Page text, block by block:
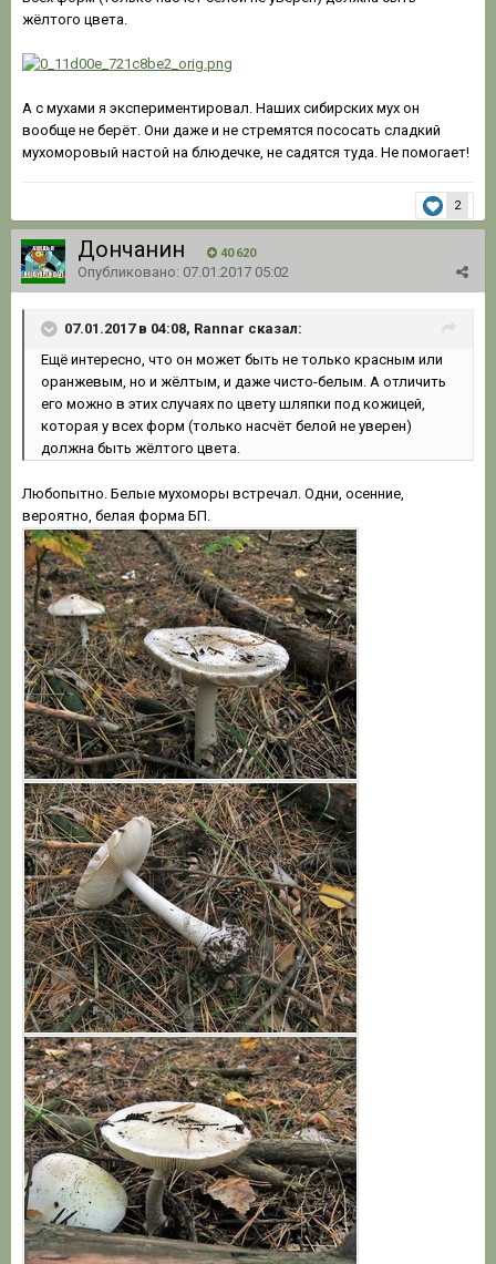
жёлтого цвета.
А с мухами я экспериментировал. Наших сибирских мух он
вообще не берёт. Они даже и не стремятся пососать сладкий
мухоморовый настой на блюдечке, не садятся туда. Не помогает!
2
Дончанин 40 620
Опубликовано: 07.01.2017 05:02
07.01.2017 в 04:08, Rannar сказал:
Ещё интересно, что он может быть не только красным или
оранжевым, но и жёлтым, и даже чисто-белым. А отличить
его можно в этих случаях по цвету шляпки под кожицей,
которая у всех форм (только насчёт белой не уверен)
должна быть жёлтого цвета.
Любопытно. Белые мухоморы встречал. Одни, осенние,
вероятно, белая форма БП.